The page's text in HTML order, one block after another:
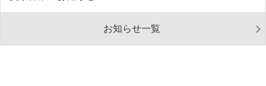
お知らせ一覧